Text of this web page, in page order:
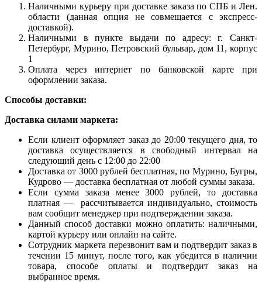
Наличными курьеру при доставке заказа по СПБ и Лен.
области (данная опция не совмещается с экспресс-
доставкой).
Наличными в пункте выдачи по адресу: г. Санкт-
Петербург, Мурино, Петровский бульвар, дом 11, корпус
1
Оплата через интернет по банковской карте при
оформлении заказа.
Способы доставки:
Доставка силами маркета:
Если клиент оформляет заказ до 20:00 текущего дня, то
доставка осуществляется в свободный интервал на
следующий день с 12:00 до 22:00
Доставка от 3000 рублей бесплатная, по Мурино, Бугры,
Кудрово — доставка бесплатная от любой суммы заказа.
Если сумма заказа менее 3000 рублей, то доставка
платная — рассчитывается индивидуально, стоимость
вам сообщит менеджер при подтверждении заказа.
Данный способ доставки можно оплатить: наличными,
картой курьеру или онлайн на сайте.
Сотрудник маркета перезвонит вам и подтвердит заказ в
течении 15 минут, после того, как убедится в наличии
товара, способе оплаты и подтвердит заказ на
выбранное время.